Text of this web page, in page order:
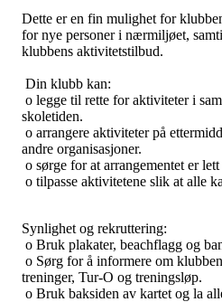
Dette er en fin mulighet for
for nye personer i nærmiljøet,
klubbens aktivitetstilbud.
Din klubb kan:
o legge til rette for aktiviteter i
skoletiden.
o arrangere aktiviteter på
andre organisasjoner.
o sørge for at arrangementet er
o tilpasse aktivitetene slik at alle
Synlighet og rekruttering:
o Bruk plakater, beachflagg og
o Sørg for å informere om
treninger, Tur-O og treningsløp.
o Bruk baksiden av kartet og la